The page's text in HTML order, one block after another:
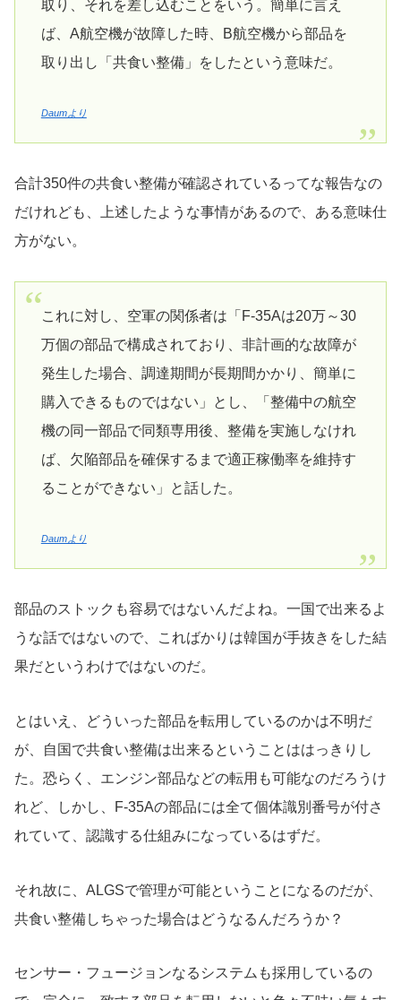
取り、それを差し込むことをいう。簡単に言え
ば、A航空機が故障した時、B航空機から部品を
取り出し「共食い整備」をしたという意味だ。
Daumより
合計350件の共食い整備が確認されているってな報告なの
だけれども、上述したような事情があるので、ある意味仕
方がない。
これに対し、空軍の関係者は「F-35Aは20万～30
万個の部品で構成されており、非計画的な故障が
発生した場合、調達期間が長期間かかり、簡単に
購入できるものではない」とし、「整備中の航空
機の同一部品で同類専用後、整備を実施しなけれ
ば、欠陥部品を確保するまで適正稼働率を維持す
ることができない」と話した。
Daumより
部品のストックも容易ではないんだよね。一国で出来るよ
うな話ではないので、こればかりは韓国が手抜きをした結
果だというわけではないのだ。
とはいえ、どういった部品を転用しているのかは不明だ
が、自国で共食い整備は出来るということははっきりし
た。恐らく、エンジン部品などの転用も可能なのだろうけ
れど、しかし、F-35Aの部品には全て個体識別番号が付さ
れていて、認識する仕組みになっているはずだ。
それ故に、ALGSで管理が可能ということになるのだが、
共食い整備しちゃった場合はどうなるんだろうか？
センサー・フュージョンなるシステムも採用しているの